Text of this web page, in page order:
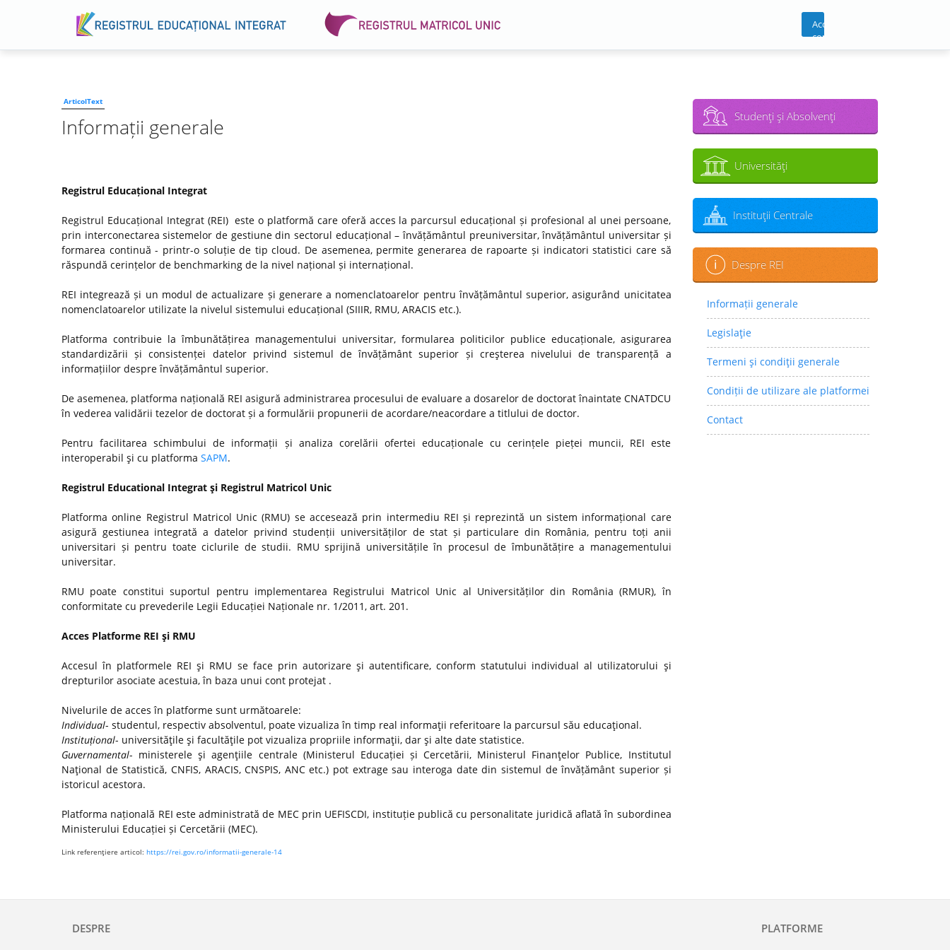
Acces
cont
ArticolText
Informații generale
Registrul Educațional Integrat
Registrul Educațional Integrat (REI) este o platformă care oferă acces la parcursul educațional și profesional al unei persoane,
prin interconectarea sistemelor de gestiune din sectorul educațional – învățământul preuniversitar, învățământul universitar și
formarea continuă - printr-o soluție de tip cloud. De asemenea, permite generarea de rapoarte și indicatori statistici care să
răspundă cerințelor de benchmarking de la nivel național și internațional.
REI integrează și un modul de actualizare și generare a nomenclatoarelor pentru învățământul superior, asigurând unicitatea
nomenclatoarelor utilizate la nivelul sistemului educațional (SIIIR, RMU, ARACIS etc.).
Platforma contribuie la îmbunătățirea managementului universitar, formularea politicilor publice educaționale, asigurarea
standardizării și consistenței datelor privind sistemul de învățământ superior și creşterea nivelului de transparență a
informațiilor despre învățământul superior.
De asemenea, platforma națională REI asigură administrarea procesului de evaluare a dosarelor de doctorat înaintate CNATDCU
în vederea validării tezelor de doctorat și a formulării propunerii de acordare/neacordare a titlului de doctor.
Pentru facilitarea schimbului de informații și analiza corelării ofertei educaționale cu cerințele pieței muncii, REI este
interoperabil şi cu platforma SAPM.
Registrul Educational Integrat şi Registrul Matricol Unic
Platforma online Registrul Matricol Unic (RMU) se accesează prin intermediu REI și reprezintă un sistem informațional care
asigură gestiunea integrată a datelor privind studenții universităților de stat și particulare din România, pentru toți anii
universitari și pentru toate ciclurile de studii. RMU sprijină universitățile în procesul de îmbunătățire a managementului
universitar.
RMU poate constitui suportul pentru implementarea Registrului Matricol Unic al Universităților din România (RMUR), în
conformitate cu prevederile Legii Educației Naționale nr. 1/2011, art. 201.
Acces Platforme REI şi RMU
Accesul în platformele REI şi RMU se face prin autorizare şi autentificare, conform statutului individual al utilizatorului şi
drepturilor asociate acestuia, în baza unui cont protejat .
Nivelurile de acces în platforme sunt următoarele:
Individual- studentul, respectiv absolventul, poate vizualiza în timp real informaţii referitoare la parcursul său educaţional.
Instituțional- universităţile şi facultăţile pot vizualiza propriile informaţii, dar şi alte date statistice.
Guvernamental- ministerele şi agenţiile centrale (Ministerul Educației și Cercetării, Ministerul Finanţelor Publice, Institutul
Naţional de Statistică, CNFIS, ARACIS, CNSPIS, ANC etc.) pot extrage sau interoga date din sistemul de învățământ superior și
istoricul acestora.
Platforma națională REI este administrată de MEC prin UEFISCDI, instituție publică cu personalitate juridică aflată în subordinea
Ministerului Educației și Cercetării (MEC).
Link referenţiere articol: https://rei.gov.ro/informatii-generale-14
Studenţi şi Absolvenţi
Universităţi
Instituţii Centrale
Despre REI
Informații generale
Legislaţie
Termeni şi condiţii generale
Condiții de utilizare ale platformei
Contact
DESPRE PLATFORME